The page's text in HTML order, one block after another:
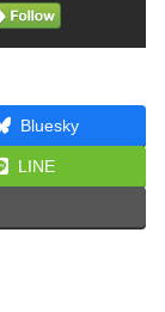
Bluesky
LINE